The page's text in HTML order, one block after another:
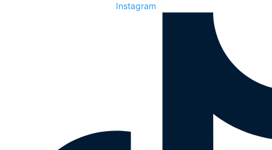
Instagram